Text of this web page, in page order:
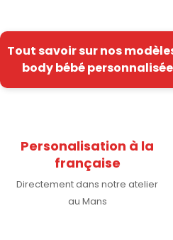
Tout savoir sur nos
body bébé
Personalisation à la
française
Directement dans notre atelier
au Mans